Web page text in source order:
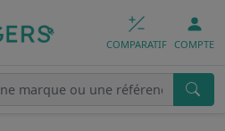
COMPARATIF COMPTE